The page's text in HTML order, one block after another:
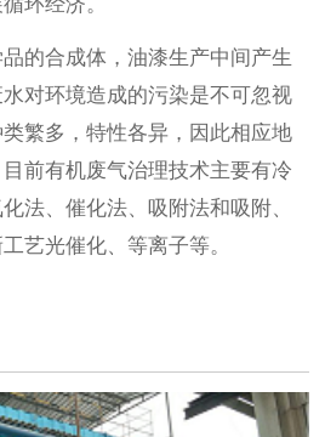
的合成体，油漆生产中间产生
对环境造成的污染是不可忽视
繁多，特性各异，因此相应地
前有机废气治理技术主要有冷
法、催化法、吸附法和吸附、
艺光催化、等离子等。